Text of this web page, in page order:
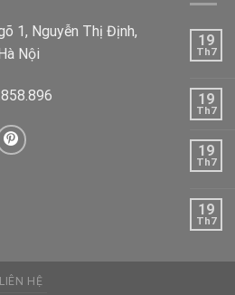
1, Nguyễn Thị Định,
Nội
19
Th7
19
Th7
19
Th7
19
Th7
LIÊN HỆ